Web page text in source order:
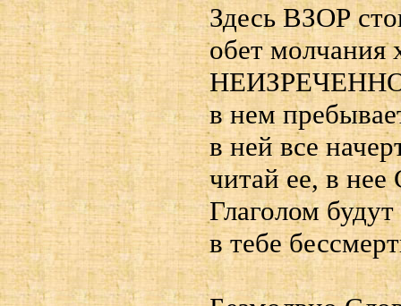
Здесь ВЗОР
обет молчания
в нем
в ней все
читай ее, в
Глаголом будут
в тебе